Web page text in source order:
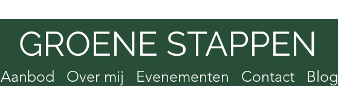
Aanbod Over mij Evenementen Contact Blog
GROENE STAPPEN